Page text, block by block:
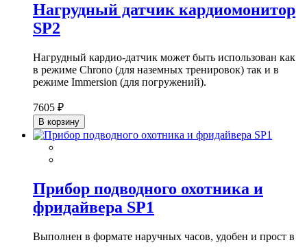
Нагрудный датчик кардиомонитор
SP2
Нагрудный кардио-датчик может быть использован как
в режиме Chrono (для наземных тренировок) так и в
режиме Immersion (для погружений).
7605 ₽
В корзину
Прибор подводного охотника и
фридайвера SP1
Выполнен в формате наручных часов, удобен и прост в